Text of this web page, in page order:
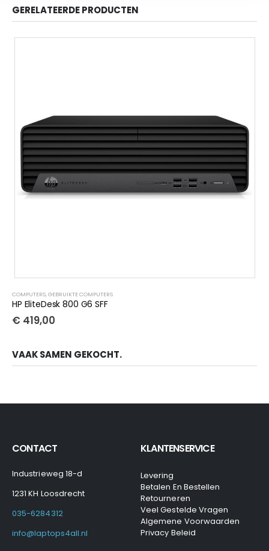
GERELATEERDE PRODUCTEN
COMPUTERS, GEBRUIKTE COMPUTERS
HP EliteDesk 800 G6 SFF
€ 419,00
VAAK SAMEN GEKOCHT.
CONTACT
Industrieweg 18-d
1231 KH Loosdrecht
035-6284312
info@laptops4all.nl
KLANTENSERVICE
Levering
Betalen En Bestellen
Retourneren
Veel Gestelde Vragen
Algemene Voorwaarden
Privacy Beleid